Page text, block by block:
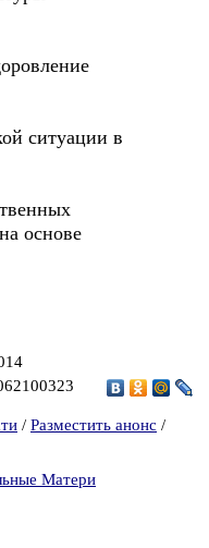
ситуации в
основе
/ Разместить анонс /
Матери